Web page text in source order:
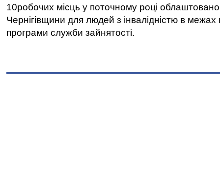
10робочих місць у поточному році
Чернігівщини для людей з інвалідністю в межах
програми служби зайнятості.